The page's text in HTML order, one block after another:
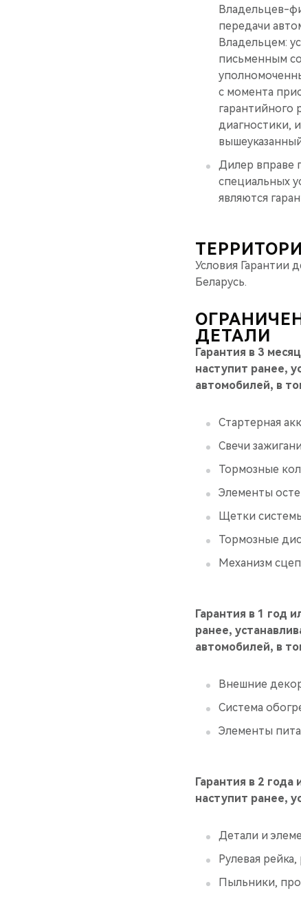
Владельцев-
передачи
Владельцем:
письменным
с момента
гарантийного
диагностики,
Дилер вправе
специальных
являются
Условия Гарантии
Беларусь.
ДЕТАЛИ
Гарантия в 3
наступит ранее,
автомобилей, в
Стартерная
Свечи
Тормозные
Элементы
Щетки
Тормозные
Механизм
Гарантия в 1 год
ранее,
автомобилей, в
Внешние
Система
Элементы
Гарантия в 2
наступит ранее,
Детали и
Рулевая
Пыльники,